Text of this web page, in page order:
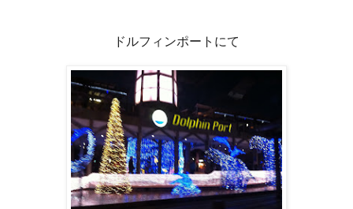
ドルフィンポートにて